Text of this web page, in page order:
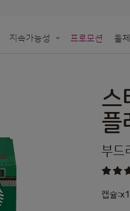
지속가능성 프로모션 돌
오프라인 매장 알아보
스
플
네
부드
100
캡슐: